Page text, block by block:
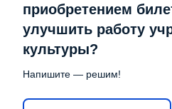
приобретением
улучшить работу
культуры?
Напишите — решим!